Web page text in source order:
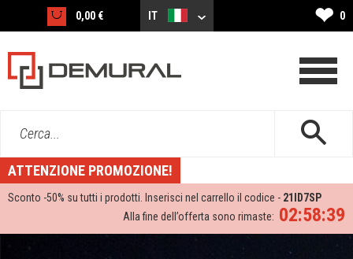
0,00 € IT ❤ 0
Cerca...
ATTENZIONE PROMOZIONE!
Sconto -50% su tutti i prodotti. Inserisci nel carrello il codice - 21ID7SP
02:58:39
Alla fine dell’offerta sono rimaste: